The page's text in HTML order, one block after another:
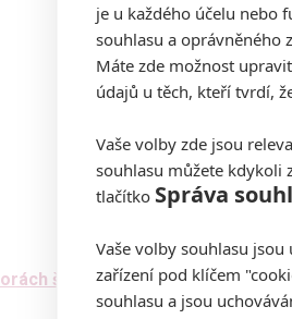
šílenství"
je u každého účelu nebo
souhlasu a oprávněného
Máte zde možnost
údajů u těch, kteří tvrdí,
Vaše volby zde jsou
souhlasu můžete kdykoli
tlačítko Správa
Vaše volby souhlasu
zařízení pod klíčem
souhlasu a jsou